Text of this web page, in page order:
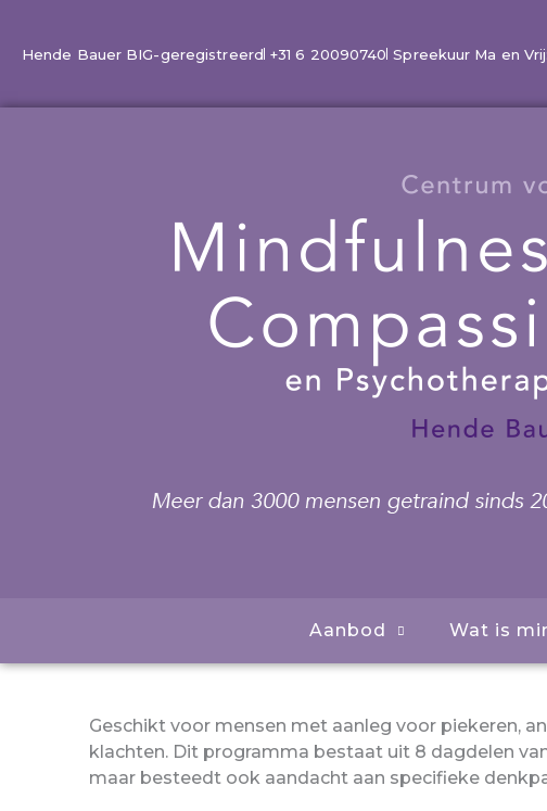
Hende Bauer BIG-geregistreerd +31 6 20090740 Spreekuur Ma en
Aanbod Wat is
Geschikt voor mensen met aanleg voor piekeren,
klachten. Dit programma bestaat uit 8 dagdelen
maar besteedt ook aandacht aan specifieke